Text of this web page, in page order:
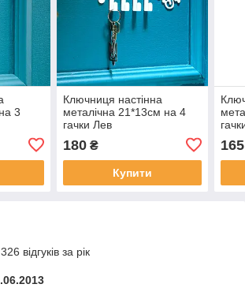
3
Ключниця настінна
металічна 21*13см на 4
гачки Лев
180₴
Купити
165
відгуків за рік